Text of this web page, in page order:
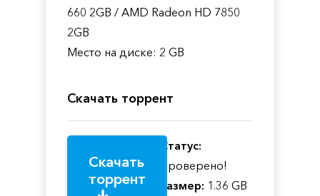
660 2GB / AMD Radeon HD 7850
2GB
Место на диске: 2 GB
Скачать торрент
Скачать
торрент
Статус:
Проверено!
Размер: 1.36 GB